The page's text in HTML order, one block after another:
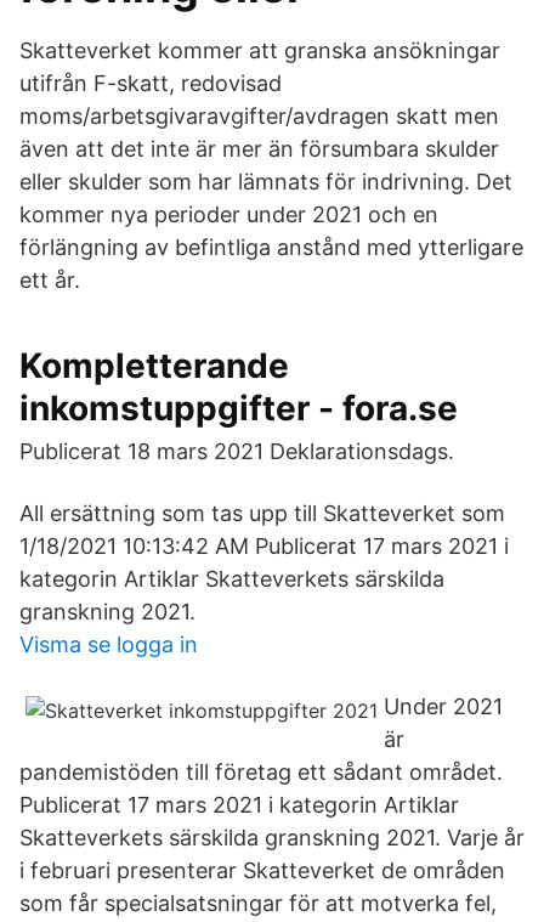
Skatteverket kommer att granska ansökningar
utifrån F-skatt, redovisad
moms/arbetsgivaravgifter/avdragen skatt men
även att det inte är mer än försumbara skulder
eller skulder som har lämnats för indrivning. Det
kommer nya perioder under 2021 och en
förlängning av befintliga anstånd med ytterligare
ett år.
Kompletterande
inkomstuppgifter - fora.se
Publicerat 18 mars 2021 Deklarationsdags.
All ersättning som tas upp till Skatteverket som
1/18/2021 10:13:42 AM Publicerat 17 mars 2021 i
kategorin Artiklar Skatteverkets särskilda
granskning 2021.
Visma se logga in
Under 2021
är
pandemistöden till företag ett sådant området.
Publicerat 17 mars 2021 i kategorin Artiklar
Skatteverkets särskilda granskning 2021. Varje år
i februari presenterar Skatteverket de områden
som får specialsatsningar för att motverka fel,